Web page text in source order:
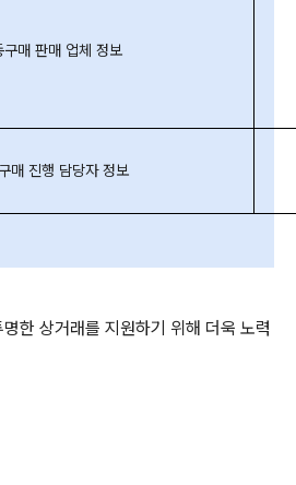
구매 판매 업체 정보
매 진행 담당자 정보
한 상거래를 지원하기 위해 더욱 노력